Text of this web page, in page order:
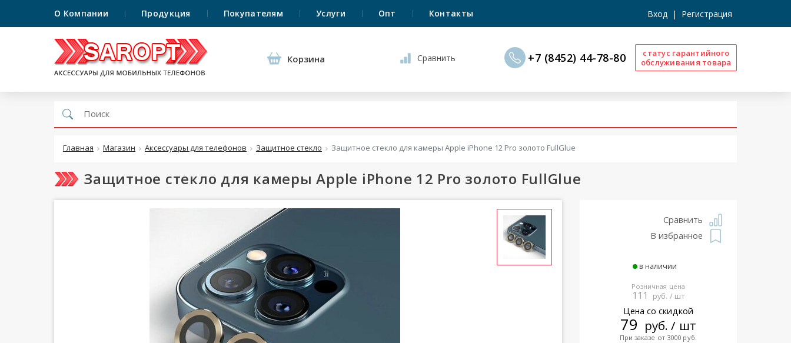
О Компании Продукция Покупателям Услуги Опт Контакты Вход | Регистрация
Корзина Сравнить +7 (8452) 44-78-80
статус гарантийного
обслуживания товара
Главная Магазин Аксессуары для телефонов Защитное стекло Защитное стекло для камеры Apple iPhone 12 Pro золото FullGlue
Защитное стекло для камеры Apple iPhone 12 Pro золото FullGlue
Сравнить
В избранное
в наличии
Розничная цена
111 руб. / шт
Цена со скидкой
79 руб. / шт
При заказе от 3000 руб.